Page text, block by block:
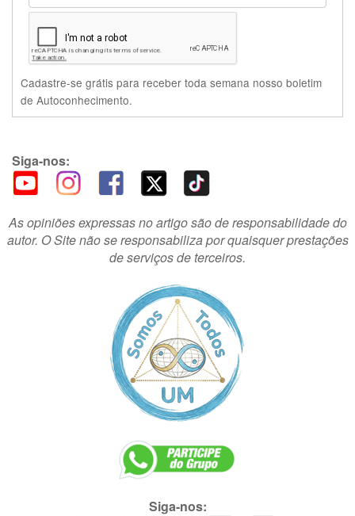
Cadastre-se grátis para receber toda semana nosso boletim
de Autoconhecimento.
Siga-nos:
As opiniões expressas no artigo são de responsabilidade do
autor. O Site não se responsabiliza por quaisquer prestações
de serviços de terceiros.
Siga-nos: